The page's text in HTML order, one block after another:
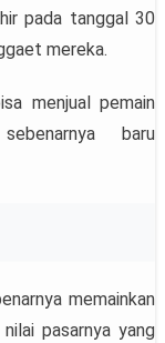
pada tanggal 30
mereka.
menjual pemain
baru
memainkan
pasarnya yang